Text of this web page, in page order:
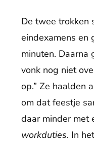
De twee trokken
eindexamens en
minuten. Daarna
vonk nog niet
op.” Ze haalden
om dat feestje
daar minder met
workduties. In